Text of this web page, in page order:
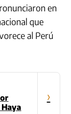
en
que
al Perú
›